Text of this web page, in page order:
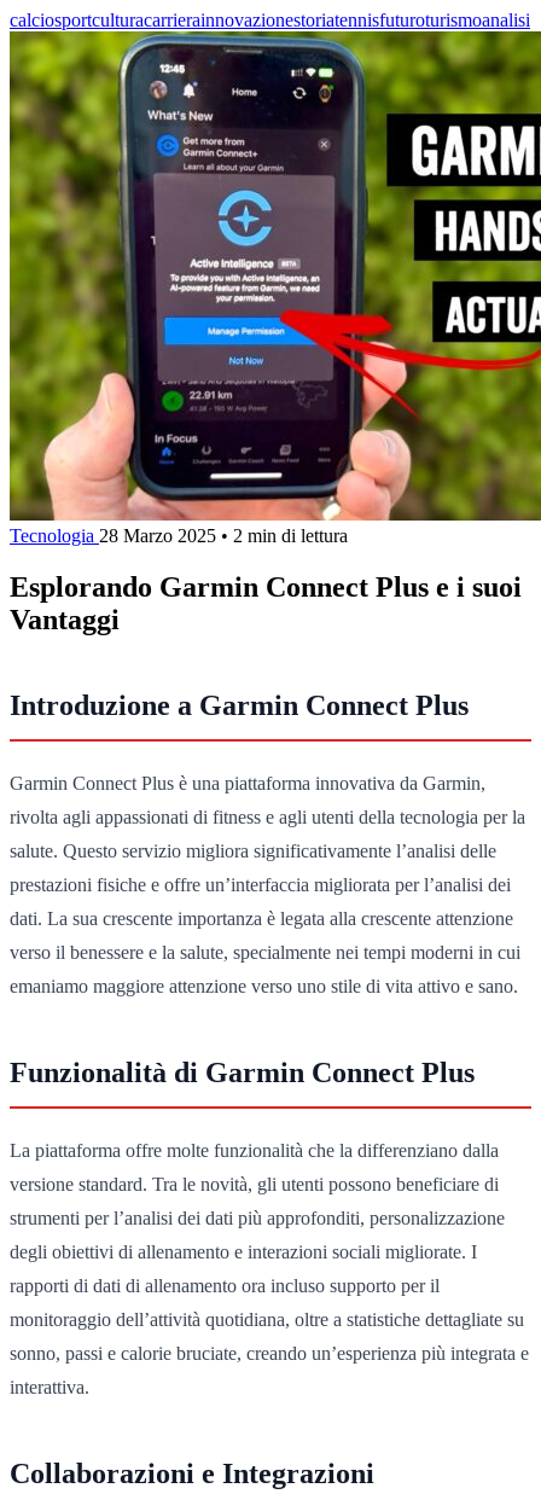
calciosportculturacarrierainnovazionestoriatennisfuturoturismoanalisi
Tecnologia 28 Marzo 2025 • 2 min di lettura
Esplorando Garmin Connect Plus e i suoi
Vantaggi
Introduzione a Garmin Connect Plus
Garmin Connect Plus è una piattaforma innovativa da Garmin,
rivolta agli appassionati di fitness e agli utenti della tecnologia per la
salute. Questo servizio migliora significativamente l’analisi delle
prestazioni fisiche e offre un’interfaccia migliorata per l’analisi dei
dati. La sua crescente importanza è legata alla crescente attenzione
verso il benessere e la salute, specialmente nei tempi moderni in cui
emaniamo maggiore attenzione verso uno stile di vita attivo e sano.
Funzionalità di Garmin Connect Plus
La piattaforma offre molte funzionalità che la differenziano dalla
versione standard. Tra le novità, gli utenti possono beneficiare di
strumenti per l’analisi dei dati più approfonditi, personalizzazione
degli obiettivi di allenamento e interazioni sociali migliorate. I
rapporti di dati di allenamento ora incluso supporto per il
monitoraggio dell’attività quotidiana, oltre a statistiche dettagliate su
sonno, passi e calorie bruciate, creando un’esperienza più integrata e
interattiva.
Collaborazioni e Integrazioni